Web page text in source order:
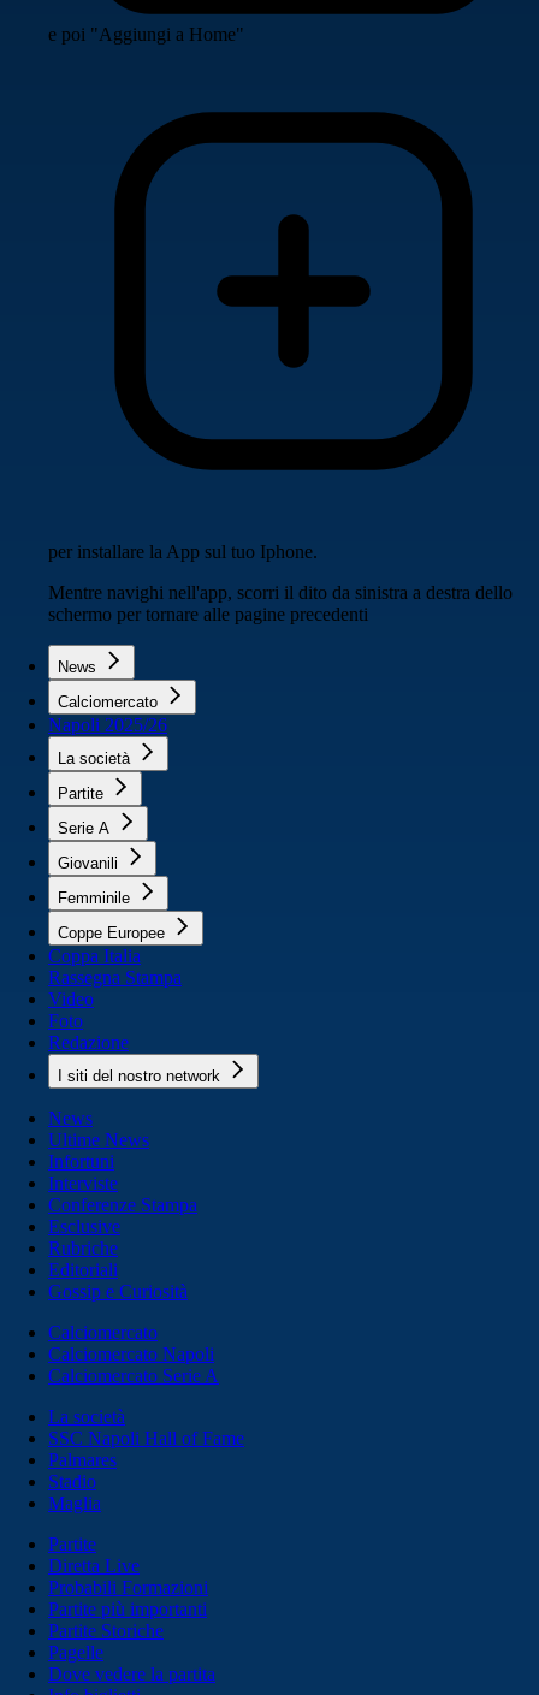
e poi "Aggiungi a Home"
per installare la App sul tuo Iphone.
Mentre navighi nell'app, scorri il dito da sinistra a destra dello
schermo per tornare alle pagine precedenti
News
Calciomercato
Napoli 2025/26
La società
Partite
Serie A
Giovanili
Femminile
Coppe Europee
Coppa Italia
Rassegna Stampa
Video
Foto
Redazione
I siti del nostro network
News
Ultime News
Infortuni
Interviste
Conferenze Stampa
Esclusive
Rubriche
Editoriali
Gossip e Curiosità
Calciomercato
Calciomercato Napoli
Calciomercato Serie A
La società
SSC Napoli Hall of Fame
Palmares
Stadio
Maglia
Partite
Diretta Live
Probabili Formazioni
Partite più importanti
Partite Storiche
Pagelle
Dove vedere la partita